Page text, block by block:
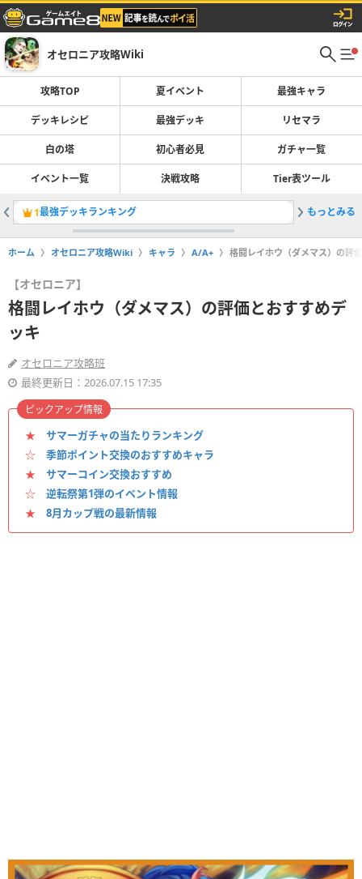
オセロニア攻略Wiki
攻略TOP 夏イベント 最強キャラ
デッキレシピ 最強デッキ リセマラ
白の塔 初心者必見 ガチャ一覧
イベント一覧 決戦攻略 Tier表ツール
1最強デッキランキング 2コスト
もっとみる
ホーム オセロニア攻略Wiki キャラ A/A+ 格闘レイホウ（ダメマス）の評
【オセロニア】
格闘レイホウ（ダメマス）の評価とおすすめデ
ッキ
オセロニア攻略班
最終更新日：2026.07.15 17:35
★ サマーガチャの当たりランキング
☆ 季節ポイント交換のおすすめキャラ
★ サマーコイン交換おすすめ
☆ 逆転祭第1弾のイベント情報
★ 8月カップ戦の最新情報
ピックアップ情報